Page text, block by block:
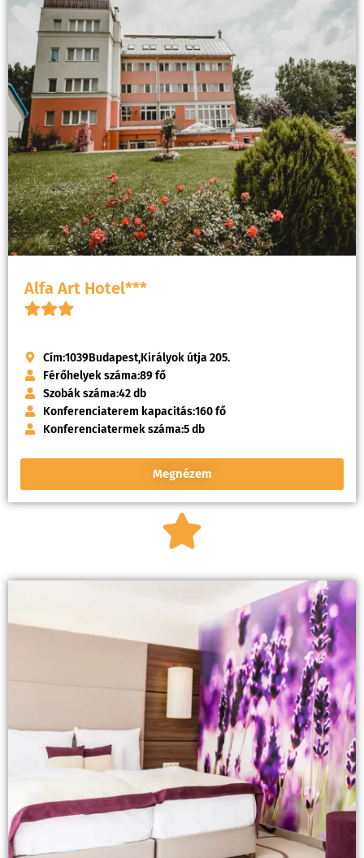
Alfa Art Hotel***
Cím:1039Budapest,Királyok útja 205.
Férőhelyek száma:89 fő
Szobák száma:42 db
Konferenciaterem kapacitás:160 fő
Konferenciatermek száma:5 db
Megnézem